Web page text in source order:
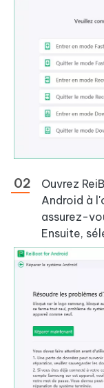
Ouvrez
Android à
assurez-
Ensuite,